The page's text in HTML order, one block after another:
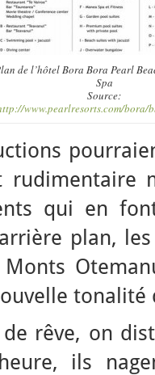
de l’hôtel Bora Bora Pearl
Spa
Source:
www.pearlresorts.com/bora/
rudimentaire
qui en
plan,
tonalité
rêve, on
ils